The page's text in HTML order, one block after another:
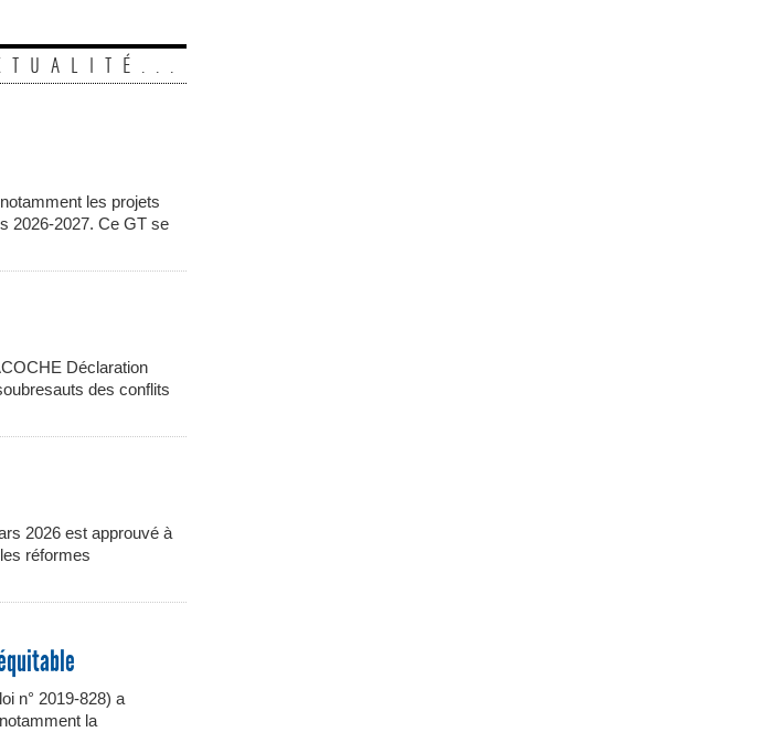
les projets
2026-2027. Ce GT se
Déclaration
des conflits
2026 est approuvé à
réformes
n° 2019-828) a
la